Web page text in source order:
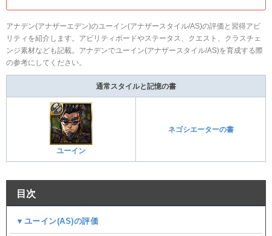
アナデン(アナザーエデン)のユーイン(アナザースタイル/AS)の評価と習得アビ
リティを紹介します。アビリティボードやステータス、クエスト、クラスチェ
ンジ素材なども記載。アナデンでユーイン(アナザースタイル/AS)を育成する際
の参考にしてください。
通常スタイルと記憶の書
ユーイン
ネゴシエーターの書
目次
▼ユーイン(AS)の評価